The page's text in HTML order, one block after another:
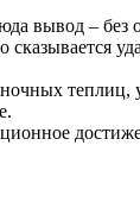
вывод – без
теплиц,